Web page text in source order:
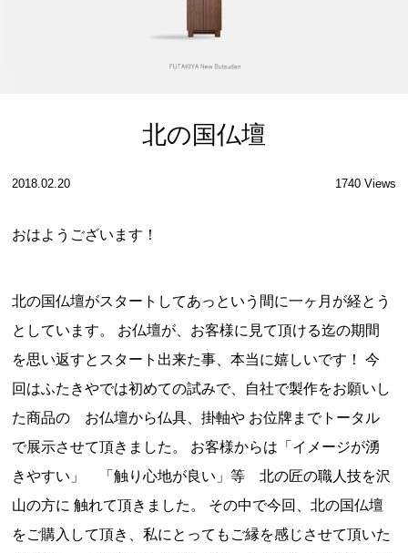
北の国仏壇
2018.02.20 1740 Views
おはようございます！
北の国仏壇がスタートしてあっという間に一ヶ月が経とう
としています。 お仏壇が、お客様に見て頂ける迄の期間
を思い返すとスタート出来た事、本当に嬉しいです！ 今
回はふたきやでは初めての試みで、自社で製作をお願いし
た商品の お仏壇から仏具、掛軸や お位牌までトータル
で展示させて頂きました。 お客様からは「イメージが湧
きやすい」 「触り心地が良い」等 北の匠の職人技を沢
山の方に 触れて頂きました。 その中で今回、北の国仏壇
をご購入して頂き、私にとってもご縁を感じさせて頂いた